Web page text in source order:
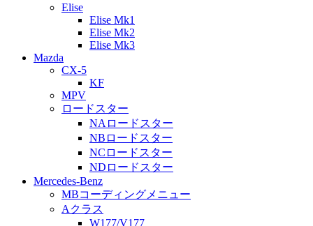
Elise
Elise Mk1
Elise Mk2
Elise Mk3
Mazda
CX-5
KF
MPV
ロードスター
NAロードスター
NBロードスター
NCロードスター
NDロードスター
Mercedes-Benz
MBコーディングメニュー
Aクラス
W177/V177